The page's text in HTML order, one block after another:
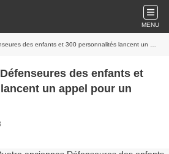
MENU
et 300 personnalités lancent un appel pour un Code de l’enfance
des enfants et
un appel pour un